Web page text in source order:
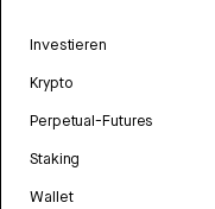
Investieren
Krypto
Perpetual-Futures
Staking
Wallet